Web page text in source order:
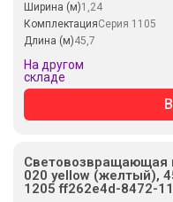
Ширина (м)1,24
КомплектацияСерия 1105
Длина (м)45,7
На другом
складе
Световозвращающая
020 yellow (желтый),
1205 ff262e4d-8472-